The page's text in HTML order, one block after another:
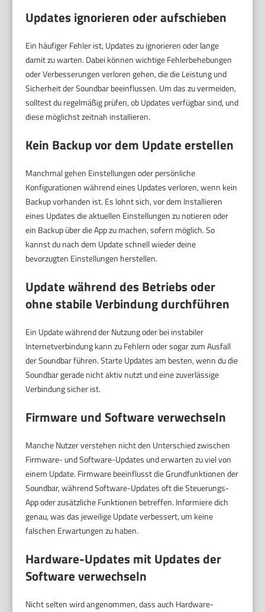
Updates ignorieren oder aufschieben
Ein häufiger Fehler ist, Updates zu ignorieren oder lange
damit zu warten. Dabei können wichtige Fehlerbehebungen
oder Verbesserungen verloren gehen, die die Leistung und
Sicherheit der Soundbar beeinflussen. Um das zu vermeiden,
solltest du regelmäßig prüfen, ob Updates verfügbar sind, und
diese möglichst zeitnah installieren.
Kein Backup vor dem Update erstellen
Manchmal gehen Einstellungen oder persönliche
Konfigurationen während eines Updates verloren, wenn kein
Backup vorhanden ist. Es lohnt sich, vor dem Installieren
eines Updates die aktuellen Einstellungen zu notieren oder
ein Backup über die App zu machen, sofern möglich. So
kannst du nach dem Update schnell wieder deine
bevorzugten Einstellungen herstellen.
Update während des Betriebs oder
ohne stabile Verbindung durchführen
Ein Update während der Nutzung oder bei instabiler
Internetverbindung kann zu Fehlern oder sogar zum Ausfall
der Soundbar führen. Starte Updates am besten, wenn du die
Soundbar gerade nicht aktiv nutzt und eine zuverlässige
Verbindung sicher ist.
Firmware und Software verwechseln
Manche Nutzer verstehen nicht den Unterschied zwischen
Firmware- und Software-Updates und erwarten zu viel von
einem Update. Firmware beeinflusst die Grundfunktionen der
Soundbar, während Software-Updates oft die Steuerungs-
App oder zusätzliche Funktionen betreffen. Informiere dich
genau, was das jeweilige Update verbessert, um keine
falschen Erwartungen zu haben.
Hardware-Updates mit Updates der
Software verwechseln
Nicht selten wird angenommen, dass auch Hardware-